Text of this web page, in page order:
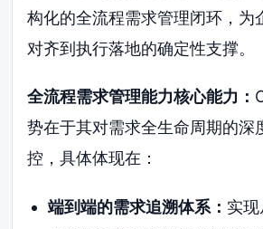
构化的全流程需求管理闭环，为
对齐到执行落地的确定性支撑。
全流程需求管理能力核心能力：
势在于其对需求全生命周期的深
控，具体体现在：
端到端的需求追溯体系： 实